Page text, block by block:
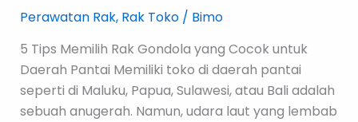
Perawatan Rak, Rak Toko/ Bimo
5 Tips Memilih Rak Gondola yang Cocok untuk
Daerah Pantai Memiliki toko di daerah pantai
seperti di Maluku, Papua, Sulawesi, atau Bali adalah
sebuah anugerah. Namun, udara laut yang lembab